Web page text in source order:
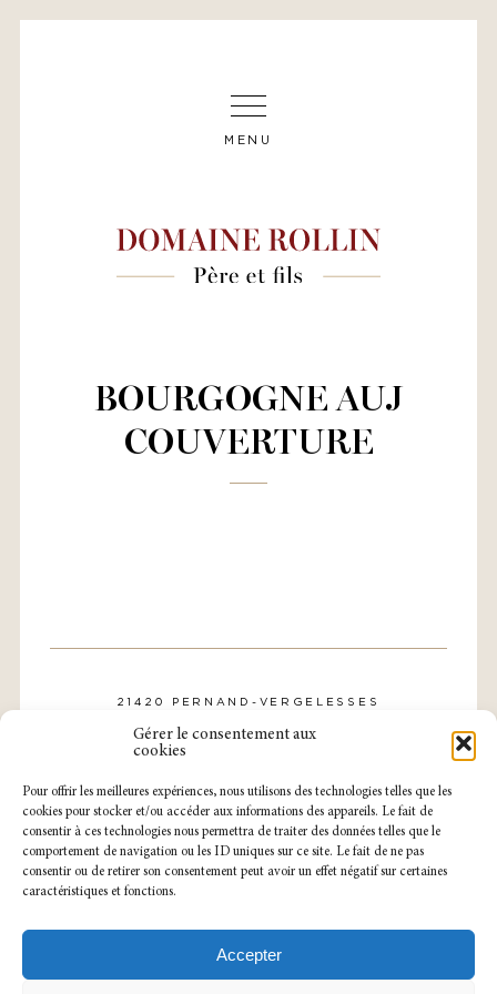
Gérer le consentement aux
cookies
Pour offrir les meilleures expériences, nous utilisons des technologies telles que les
cookies pour stocker et/ou accéder aux informations des appareils. Le fait de
consentir à ces technologies nous permettra de traiter des données telles que le
comportement de navigation ou les ID uniques sur ce site. Le fait de ne pas
consentir ou de retirer son consentement peut avoir un effet négatif sur certaines
caractéristiques et fonctions.
Accepter
MENU
BOURGOGNE AUJ
COUVERTURE
21420 PERNAND-VERGELESSES
TÉL. : 03 80 21 57 31
NOTRE CAVEAU EST OUVERT
SUR RENDEZ-VOUS.
MENTIONS LÉGALES POLITIQUE DE CONFIDENTIALITÉ